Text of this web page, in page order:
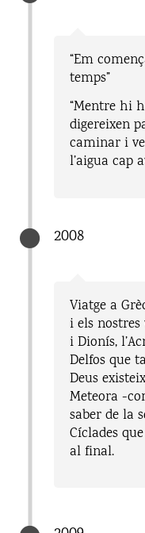
“Em
temps”
“Mentre hi
digereixen
caminar i
l’aigua cap
2008
Viatge a
i els nostres
i Dionís,
Delfos que
Deus
Meteora -
saber de la
Cíclades
al final.